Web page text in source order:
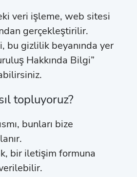
veri işleme, web sitesi
gerçekleştirilir.
bu gizlilik beyanında yer
Hakkında Bilgi”
topluyoruz?
bunları bize
bir iletişim formuna